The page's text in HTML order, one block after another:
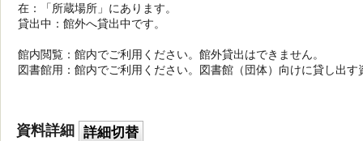
在：「所蔵場所」にあります。
貸出中：館外へ貸出中です。
館内閲覧：館内でご利用ください。館外貸出はできません。
図書館用：館内でご利用ください。図書館（団体）向けに貸し出す
資料詳細 詳細切替